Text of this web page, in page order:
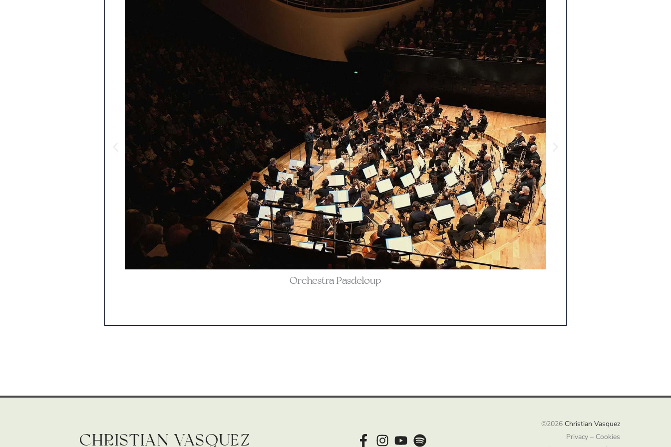
Orchestra Pasdeloup
Christian Vasquez
©2026 Christian Vasquez
Privacy – Cookies